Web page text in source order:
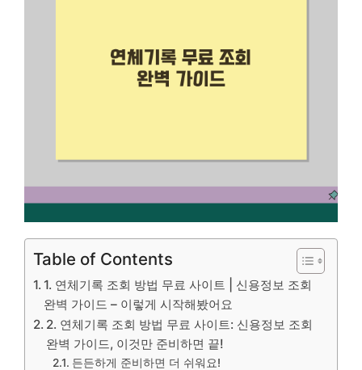
Table of Contents
1. 연체기록 조회 방법 무료 사이트 | 신용정보 조회
완벽 가이드 – 이렇게 시작해봤어요
2. 연체기록 조회 방법 무료 사이트: 신용정보 조회
완벽 가이드, 이것만 준비하면 끝!
든든하게 준비하면 더 쉬워요!